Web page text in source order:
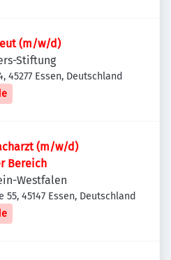
(m/w/d)
Stiftung
45277 Essen, Deutschland
(m/w/d)
Bereich
Westfalen
45147 Essen, Deutschland